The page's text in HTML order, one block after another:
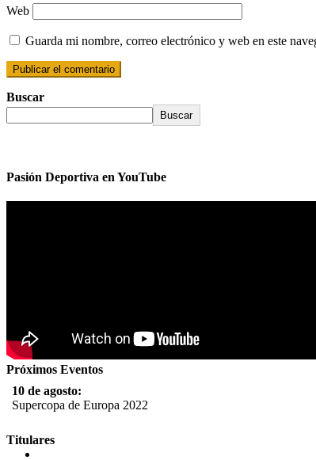
Web
Guarda mi nombre, correo electrónico y web en este
Buscar
Buscar
Pasión Deportiva en YouTube
Próximos Eventos
10 de agosto:
Supercopa de Europa 2022
11 al 21 de agosto:
Campeonato Europeo de Natación 2022
Titulares